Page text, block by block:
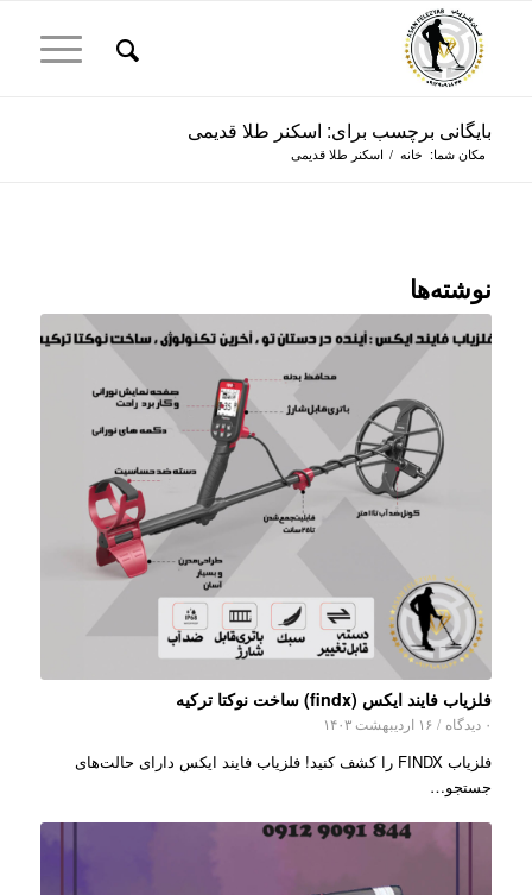
بایگانی برچسب برای: اسکنر طلا قدیمی
مکان شما: خانه / اسکنر طلا قدیمی
نوشته‌ها
فلزیاب فایند ایکس (findx) ساخت نوکتا ترکیه
۰ دیدگاه / ۱۶ اردیبهشت ۱۴۰۳
فلزیاب FINDX را کشف کنید! فلزیاب فایند ایکس دارای حالت‌های
جستجو…